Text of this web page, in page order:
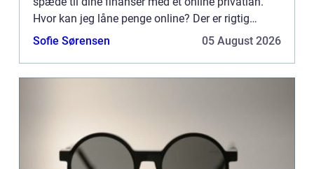
Hvor kan jeg låne penge online? Der er rigtig
mange mul...
Sofie Sørensen 05 August 2026